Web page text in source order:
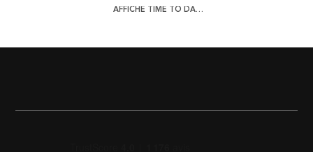
AFFICHE TIME TO DANCE